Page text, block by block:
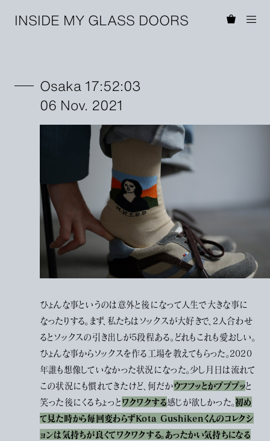
INSIDE MY GLASS DOORS
Osaka 17:52:03
06 Nov. 2021
ひょんな事というのは意外と後になって人生で大きな事に
なったりする。まず、私たちはソックスが大好きで、2人合わせ
るとソックスの引き出しが5段程ある。どれもこれも愛おしい。
ひょんな事からソックスを作る工場を教えてもらった。2020
年誰も想像していなかった状況になった。少し月日は流れて
この状況にも慣れてきたけど、何だかウフフッとかプププッと
笑った後にくるちょっとワクワクする感じが欲しかった。初め
て見た時から毎回変わらずKota Gushikenくんのコレクシ
ョンは気持ちが良くてワクワクする。あったかい気持ちになる